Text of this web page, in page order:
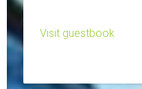
Visit guestbook